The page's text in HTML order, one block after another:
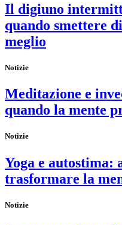
Il digiuno
quando smettere
meglio
Notizie
Meditazione e
quando la mente
Notizie
Yoga e
trasformare la
Notizie